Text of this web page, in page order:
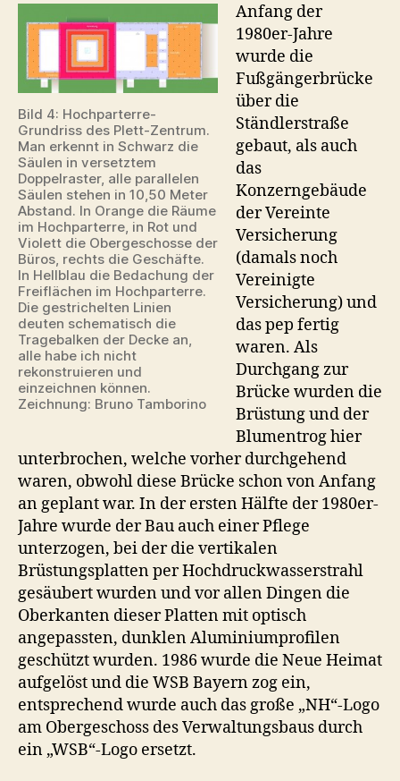
Bild 4: Hochparterre-
Grundriss des Plett-Zentrum.
Man erkennt in Schwarz die
Säulen in versetztem
Doppelraster, alle parallelen
Säulen stehen in 10,50 Meter
Abstand. In Orange die Räume
im Hochparterre, in Rot und
Violett die Obergeschosse der
Büros, rechts die Geschäfte.
In Hellblau die Bedachung der
Freiflächen im Hochparterre.
Die gestrichelten Linien
deuten schematisch die
Tragebalken der Decke an,
alle habe ich nicht
rekonstruieren und
einzeichnen können.
Zeichnung: Bruno Tamborino
Anfang der
1980er-Jahre
wurde die
Fußgängerbrücke
über die
Ständlerstraße
gebaut, als auch
das
Konzerngebäude
der Vereinte
Versicherung
(damals noch
Vereinigte
Versicherung) und
das pep fertig
waren. Als
Durchgang zur
Brücke wurden die
Brüstung und der
Blumentrog hier
unterbrochen, welche vorher durchgehend
waren, obwohl diese Brücke schon von Anfang
an geplant war. In der ersten Hälfte der 1980er-
Jahre wurde der Bau auch einer Pflege
unterzogen, bei der die vertikalen
Brüstungsplatten per Hochdruckwasserstrahl
gesäubert wurden und vor allen Dingen die
Oberkanten dieser Platten mit optisch
angepassten, dunklen Aluminiumprofilen
geschützt wurden. 1986 wurde die Neue Heimat
aufgelöst und die WSB Bayern zog ein,
entsprechend wurde auch das große „NH“-Logo
am Obergeschoss des Verwaltungsbaus durch
ein „WSB“-Logo ersetzt.